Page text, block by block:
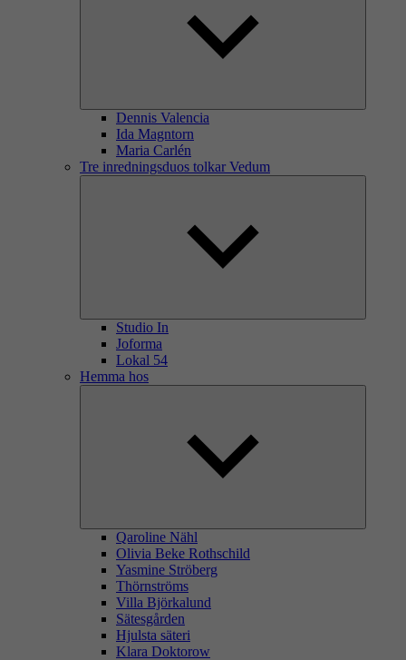
Dennis Valencia
Ida Magntorn
Maria Carlén
Tre inredningsduos tolkar Vedum
Studio In
Joforma
Lokal 54
Hemma hos
Qaroline Nähl
Olivia Beke Rothschild
Yasmine Ströberg
Thörnströms
Villa Björkalund
Sätesgården
Hjulsta säteri
Klara Doktorow